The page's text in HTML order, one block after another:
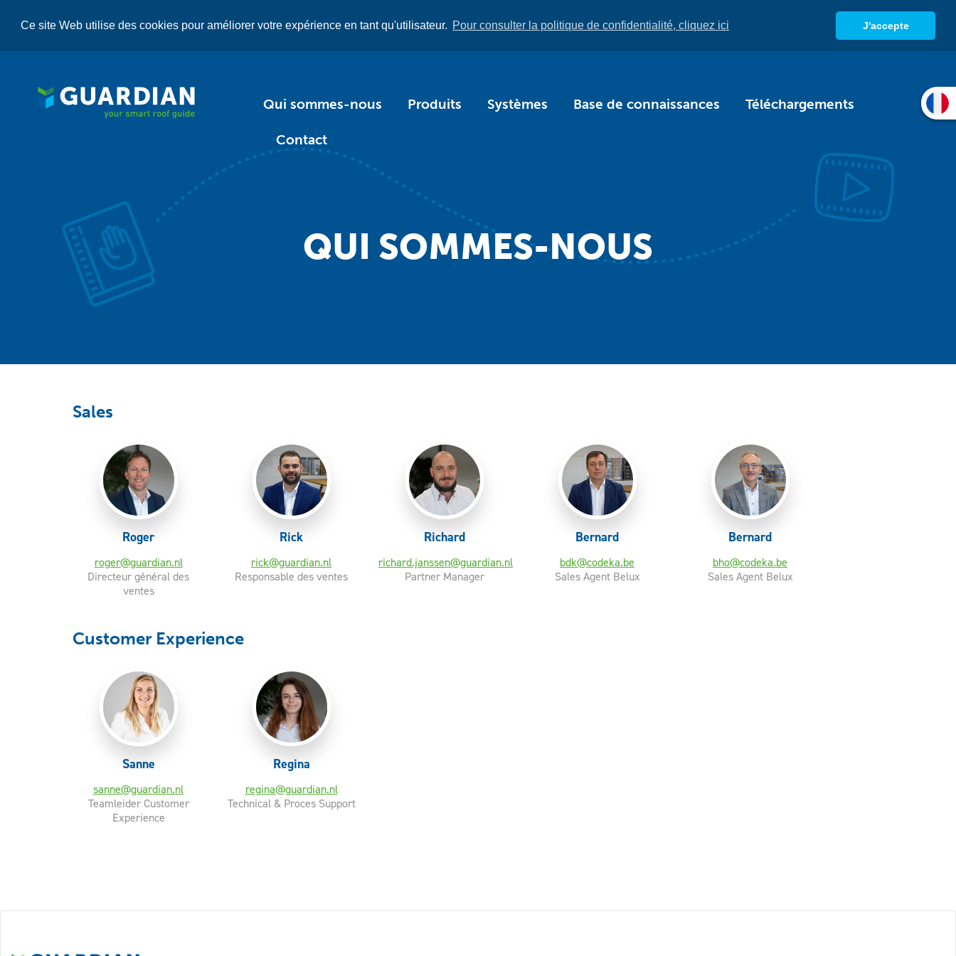
Ce site Web utilise des cookies pour améliorer votre expérience en tant qu'utilisateur. Pour consulter la politique de confidentialité, cliquez ici J'accepte
Qui sommes-nous Produits Systèmes Base de connaissances Téléchargements
Contact
Sales
Roger
roger@guardian.nl
Directeur général des
ventes
Rick
rick@guardian.nl
Responsable des ventes
Richard
richard.janssen@guardian.nl
Partner Manager
Bernard
bdk@codeka.be
Sales Agent Belux
Bernard
bho@codeka.be
Sales Agent Belux
Customer Experience
Sanne
sanne@guardian.nl
Teamleider Customer
Experience
Regina
regina@guardian.nl
Technical & Proces Support